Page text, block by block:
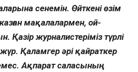
сенемін. Өйткені өзім
мақалалармен, ой-
Қазір журналистеріміз түрлі
Қаламгер әрі қайраткер
Ақпарат саласының